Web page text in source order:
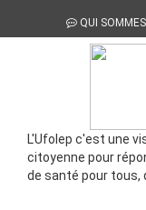
QUI
L'Ufolep c'est une
citoyenne pour
de santé pour tous,